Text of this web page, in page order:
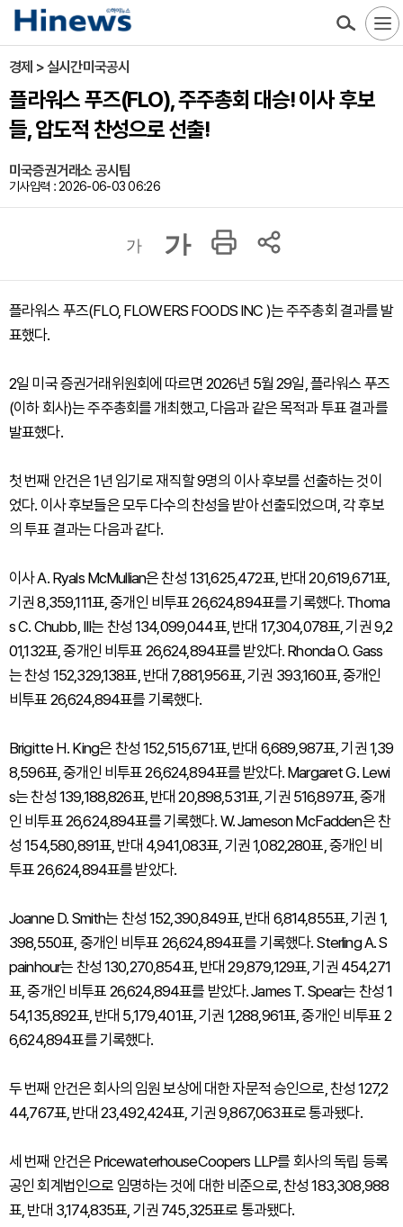
경제 > 실시간미국공시
플라워스 푸즈(FLO), 주주총회 대승! 이사 후보
들, 압도적 찬성으로 선출!
미국증권거래소 공시팀
기사입력 : 2026-06-03 06:26
가 가
플라워스 푸즈(FLO, FLOWERS FOODS INC )는 주주총회 결과를 발
표했다.
2일 미국 증권거래위원회에 따르면 2026년 5월 29일, 플라워스 푸즈
(이하 회사)는 주주총회를 개최했고, 다음과 같은 목적과 투표 결과를
발표했다.
첫 번째 안건은 1년 임기로 재직할 9명의 이사 후보를 선출하는 것이
었다. 이사 후보들은 모두 다수의 찬성을 받아 선출되었으며, 각 후보
의 투표 결과는 다음과 같다.
이사 A. Ryals McMullian은 찬성 131,625,472표, 반대 20,619,671표,
기권 8,359,111표, 중개인 비투표 26,624,894표를 기록했다. Thoma
s C. Chubb, III는 찬성 134,099,044표, 반대 17,304,078표, 기권 9,2
01,132표, 중개인 비투표 26,624,894표를 받았다. Rhonda O. Gass
는 찬성 152,329,138표, 반대 7,881,956표, 기권 393,160표, 중개인
비투표 26,624,894표를 기록했다.
Brigitte H. King은 찬성 152,515,671표, 반대 6,689,987표, 기권 1,39
8,596표, 중개인 비투표 26,624,894표를 받았다. Margaret G. Lewi
s는 찬성 139,188,826표, 반대 20,898,531표, 기권 516,897표, 중개
인 비투표 26,624,894표를 기록했다. W. Jameson McFadden은 찬
성 154,580,891표, 반대 4,941,083표, 기권 1,082,280표, 중개인 비
투표 26,624,894표를 받았다.
Joanne D. Smith는 찬성 152,390,849표, 반대 6,814,855표, 기권 1,
398,550표, 중개인 비투표 26,624,894표를 기록했다. Sterling A. S
painhour는 찬성 130,270,854표, 반대 29,879,129표, 기권 454,271
표, 중개인 비투표 26,624,894표를 받았다. James T. Spear는 찬성 1
54,135,892표, 반대 5,179,401표, 기권 1,288,961표, 중개인 비투표 2
6,624,894표를 기록했다.
두 번째 안건은 회사의 임원 보상에 대한 자문적 승인으로, 찬성 127,2
44,767표, 반대 23,492,424표, 기권 9,867,063표로 통과됐다.
세 번째 안건은 PricewaterhouseCoopers LLP를 회사의 독립 등록
공인 회계법인으로 임명하는 것에 대한 비준으로, 찬성 183,308,988
표, 반대 3,174,835표, 기권 745,325표로 통과됐다.